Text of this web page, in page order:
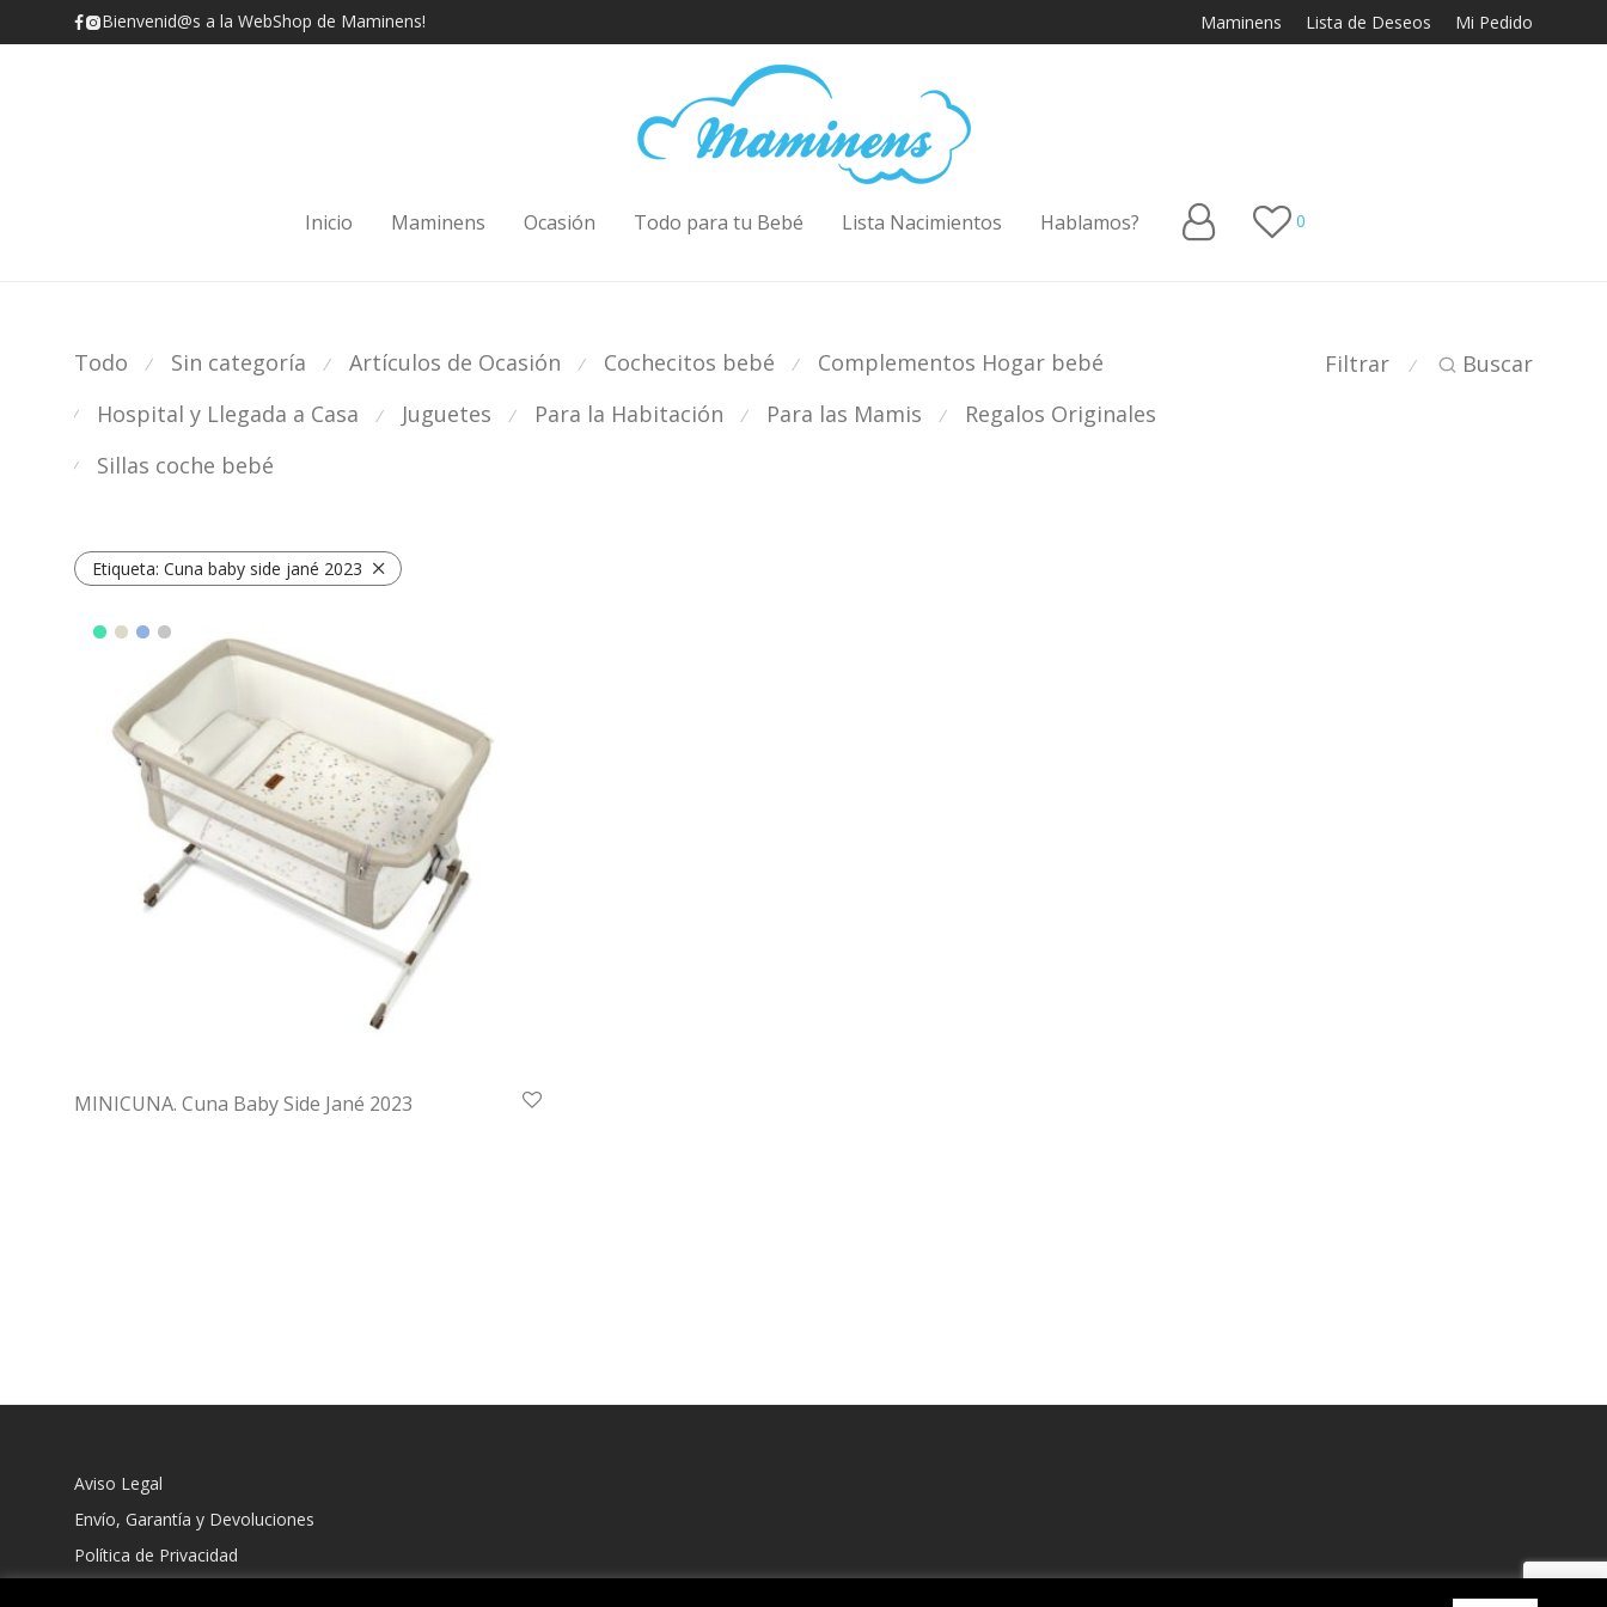
Bienvenid@s a la WebShop de Maminens! Maminens Lista de Deseos Mi Pedido
Inicio Maminens Ocasión Todo para tu Bebé Lista Nacimientos Hablamos? 0
Filtrar ⁄ Buscar
Todo ⁄ Sin categoría ⁄ Artículos de Ocasión ⁄ Cochecitos bebé ⁄ Complementos Hogar bebé
⁄ Hospital y Llegada a Casa ⁄ Juguetes ⁄ Para la Habitación ⁄ Para las Mamis ⁄ Regalos Originales
⁄ Sillas coche bebé
Etiqueta: Cuna baby side jané 2023
MINICUNA. Cuna Baby Side Jané 2023
Aviso Legal
Envío, Garantía y Devoluciones
Política de Privacidad